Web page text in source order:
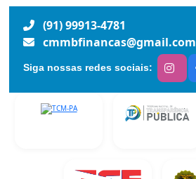
(91) 99913-4781
cmmbfinancas@gmail.com
Siga nossas redes sociais: